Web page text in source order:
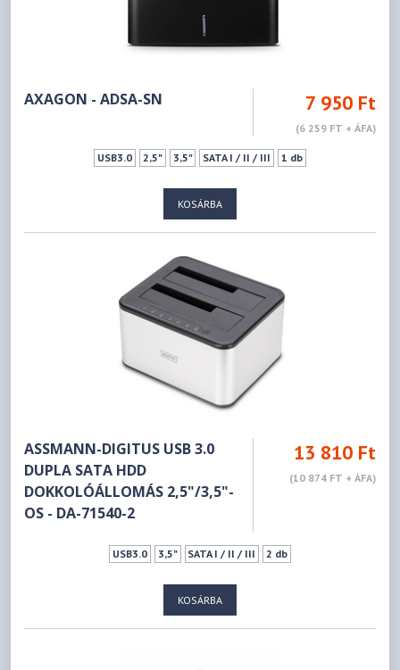
AXAGON - ADSA-SN 7 950 Ft
(6 259 FT + ÁFA)
USB3.0 2,5" 3,5" SATA I / II / III 1 db
KOSÁRBA
ASSMANN-DIGITUS USB 3.0
DUPLA SATA HDD
DOKKOLÓÁLLOMÁS 2,5"/3,5"-
OS - DA-71540-2
13 810 Ft
(10 874 FT + ÁFA)
USB3.0 3,5" SATA I / II / III 2 db
KOSÁRBA